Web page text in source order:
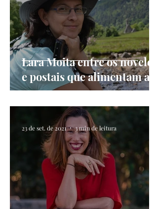
Lara Moita entre os novelos
e postais que alimentam a
amizade
23 de set. de 2021 3 min de leitura